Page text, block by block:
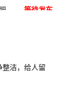
等待发车
整洁，给人留